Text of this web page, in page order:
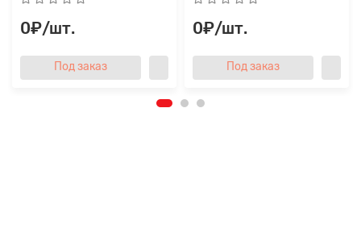
0₽/шт.
Под заказ
0₽/шт.
Под заказ